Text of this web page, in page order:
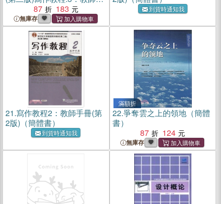
冊（簡體書）
87 183
無庫存
到貨時通知我
21.寫作教程2：教師手冊(第
2版)（簡體書）
到貨時通知我
滿額折
22.爭奪雲之上的領地（簡體
書）
87
124
無庫存